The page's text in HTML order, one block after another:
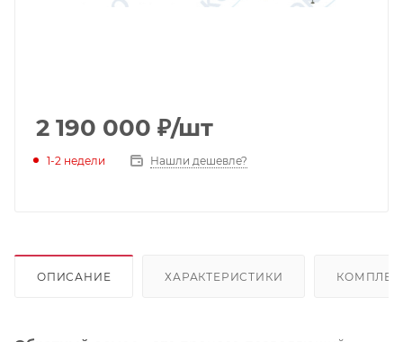
2 190 000 ₽/шт
1-2 недели Нашли дешевле?
ОПИСАНИЕ ХАРАКТЕРИСТИКИ